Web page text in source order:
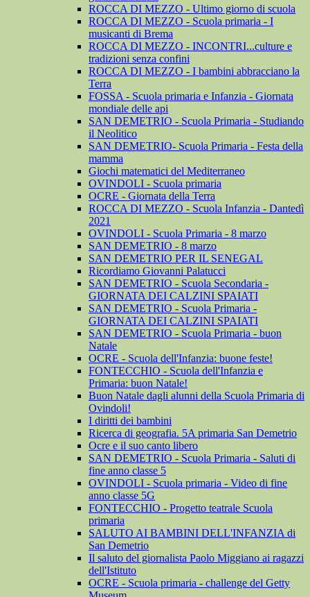
ROCCA DI MEZZO - Ultimo giorno di scuola
ROCCA DI MEZZO - Scuola primaria - I
musicanti di Brema
ROCCA DI MEZZO - INCONTRI...culture e
tradizioni senza confini
ROCCA DI MEZZO - I bambini abbracciano la
Terra
FOSSA - Scuola primaria e Infanzia - Giornata
mondiale delle api
SAN DEMETRIO - Scuola Primaria - Studiando
il Neolitico
SAN DEMETRIO- Scuola Primaria - Festa della
mamma
Giochi matematici del Mediterraneo
OVINDOLI - Scuola primaria
OCRE - Giornata della Terra
ROCCA DI MEZZO - Scuola Infanzia - Dantedì
2021
OVINDOLI - Scuola Primaria - 8 marzo
SAN DEMETRIO - 8 marzo
SAN DEMETRIO PER IL SENEGAL
Ricordiamo Giovanni Palatucci
SAN DEMETRIO - Scuola Secondaria -
GIORNATA DEI CALZINI SPAIATI
SAN DEMETRIO - Scuola Primaria -
GIORNATA DEI CALZINI SPAIATI
SAN DEMETRIO - Scuola Primaria - buon
Natale
OCRE - Scuola dell'Infanzia: buone feste!
FONTECCHIO - Scuola dell'Infanzia e
Primaria: buon Natale!
Buon Natale dagli alunni della Scuola Primaria di
Ovindoli!
I diritti dei bambini
Ricerca di geografia. 5A primaria San Demetrio
Ocre e il suo canto libero
SAN DEMETRIO - Scuola Primaria - Saluti di
fine anno classe 5
OVINDOLI - Scuola primaria - Video di fine
anno classe 5G
FONTECCHIO - Progetto teatrale Scuola
primaria
SALUTO AI BAMBINI DELL'INFANZIA di
San Demetrio
Il saluto del giornalista Paolo Miggiano ai ragazzi
dell'Istituto
OCRE - Scuola primaria - challenge del Getty